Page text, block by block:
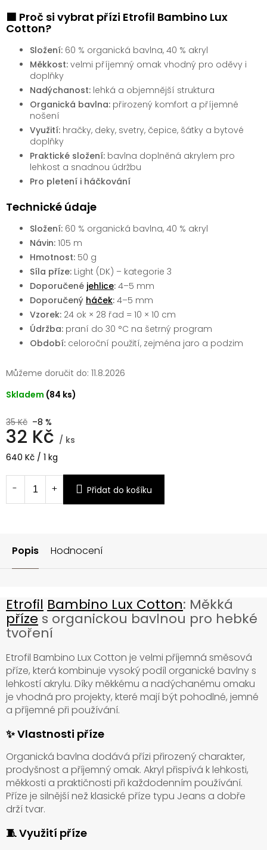
35 Kč –8 %
32 Kč / ks
Měrná
640 Kč / 1 kg
Skladem (84 ks)
Můžeme doručit do: 11.8.2026
Přidat do košíku
🟩 Proč si vybrat přízi Etrofil Bambino Lux
Cotton?
Složení: 60 % organická bavlna, 40 % akryl
Měkkost: velmi příjemný omak vhodný pro oděvy i
doplňky
Nadýchanost: lehká a objemnější struktura
Organická bavlna: přirozený komfort a příjemné
nošení
Využití: hračky, deky, svetry, čepice, šátky a bytové
doplňky
Praktické složení: bavlna doplněná akrylem pro
lehkost a snadnou údržbu
Pro pletení i háčkování
Technické údaje
Složení: 60 % organická bavlna, 40 % akryl
Návin: 105 m
Hmotnost: 50 g
Síla příze: Light (DK) – kategorie 3
Doporučené jehlice: 4–5 mm
Doporučený háček: 4–5 mm
Vzorek: 24 ok × 28 řad = 10 × 10 cm
Údržba: praní do 30 °C na šetrný program
Období: celoroční použití, zejména jaro a podzim
Popis Hodnocení
Etrofil Bambino Lux Cotton: Měkká
příze s organickou bavlnou pro hebké
tvoření
Etrofil Bambino Lux Cotton je velmi příjemná směsová
příze, která kombinuje vysoký podíl organické bavlny s
lehkostí akrylu. Díky měkkému a nadýchanému omaku
je vhodná pro projekty, které mají být pohodlné, jemné
a příjemné při používání.
✨ Vlastnosti příze
Organická bavlna dodává přízi přirozený charakter,
prodyšnost a příjemný omak. Akryl přispívá k lehkosti,
měkkosti a praktičnosti při každodenním používání.
Příze je silnější než klasické příze typu Jeans a dobře
drží tvar.
🧵 Využití příze